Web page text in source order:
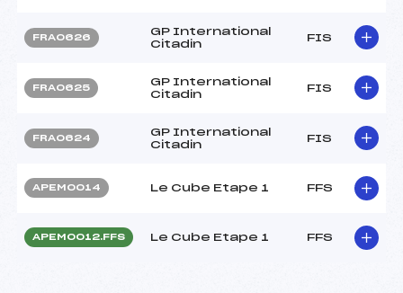
FRA0626
GP International
Citadin
FIS
FRA0625
GP International
Citadin
FIS
FRA0624
GP International
Citadin
FIS
APEM0014 Le Cube Etape 1 FFS
APEM0012.FFS Le Cube Etape 1 FFS